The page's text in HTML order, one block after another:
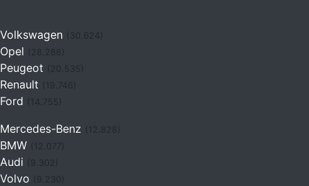
Volkswagen (30.624)
Opel
Peugeot
Renault (19.746)
Ford (14.755)
Mercedes-Benz
BMW
Audi
Volvo